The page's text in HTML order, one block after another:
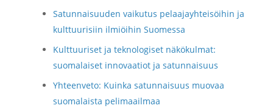
Satunnaisuuden vaikutus pelaajayhteisöihin ja
kulttuurisiin ilmiöihin Suomessa
Kulttuuriset ja teknologiset näkökulmat:
suomalaiset innovaatiot ja satunnaisuus
Yhteenveto: Kuinka satunnaisuus muovaa
suomalaista pelimaailmaa